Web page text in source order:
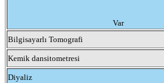
Var
Bilgisayarlı Tomografi
Kemik dansitometresi
Diyaliz